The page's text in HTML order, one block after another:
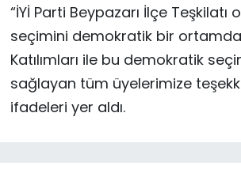
“İYİ Parti Beypazarı İlçe Teşkilatı
seçimini demokratik bir
Katılımları ile bu demokratik
sağlayan tüm üyelerimize
ifadeleri yer aldı.